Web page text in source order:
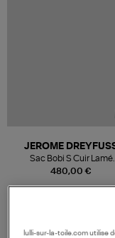
480,00 €
JEROME
Sac Bobi S Cuir Lamé
Champagne
lulli-sur-la-toile.com utilise